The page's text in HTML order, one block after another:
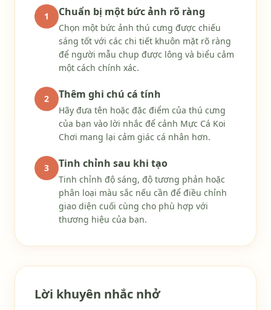
1 Chuẩn bị một bức ảnh rõ ràng
Chọn một bức ảnh thú cưng được chiếu
sáng tốt với các chi tiết khuôn mặt rõ ràng
để người mẫu chụp được lông và biểu cảm
một cách chính xác.
2 Thêm ghi chú cá tính
Hãy đưa tên hoặc đặc điểm của thú cưng
của bạn vào lời nhắc để cảnh Mực Cá Koi
Chơi mang lại cảm giác cá nhân hơn.
3 Tinh chỉnh sau khi tạo
Tinh chỉnh độ sáng, độ tương phản hoặc
phân loại màu sắc nếu cần để điều chỉnh
giao diện cuối cùng cho phù hợp với
thương hiệu của bạn.
Lời khuyên nhắc nhở